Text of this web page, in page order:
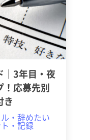
｜3年目・夜
！応募先別
き
・辞めたい
・記録